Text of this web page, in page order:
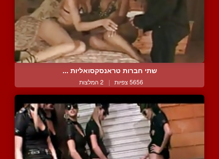
שתי חברות טראנסקסואליות ...
5656 צפיות | 2 המלצות